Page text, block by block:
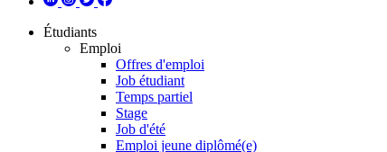
Étudiants
Emploi
Offres d'emploi
Job étudiant
Temps partiel
Stage
Job d'été
Emploi jeune diplômé(e)